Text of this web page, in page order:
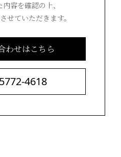
容を確認の上、
せていただきます。
わせはこちら
4618